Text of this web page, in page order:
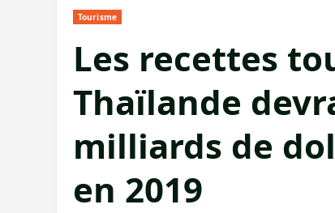
Tourisme
Les recettes
Thaïlande
milliards de
en 2019